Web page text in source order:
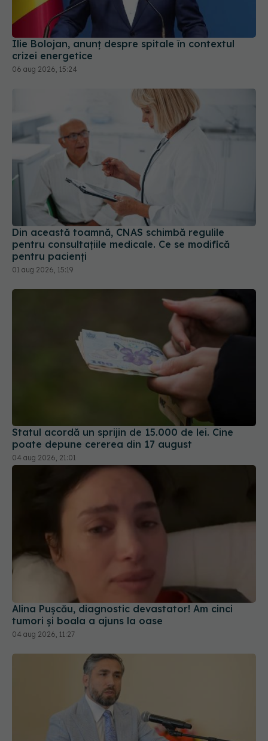
Ilie Bolojan, anunț despre spitale în contextul
crizei energetice
06 aug 2026, 15:24
Din această toamnă, CNAS schimbă regulile
pentru consultațiile medicale. Ce se modifică
pentru pacienți
01 aug 2026, 15:19
Statul acordă un sprijin de 15.000 de lei. Cine
poate depune cererea din 17 august
04 aug 2026, 21:01
Alina Pușcău, diagnostic devastator! Am cinci
tumori și boala a ajuns la oase
04 aug 2026, 11:27